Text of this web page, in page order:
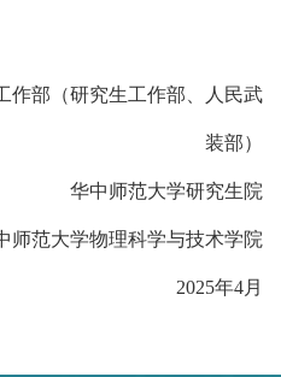
作部 （研究生工作部、人民武
装部）
华中师范大学研究生院
师范大学物理科学与技术学院
2025年4月